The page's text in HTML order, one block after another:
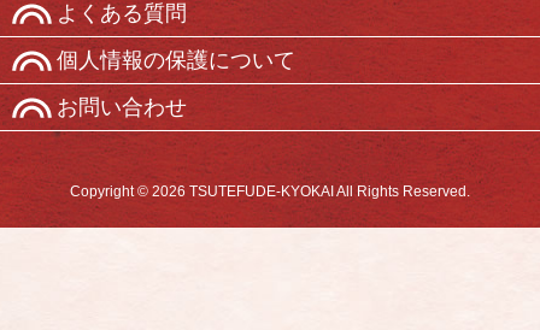
よくある質問
個人情報の保護について
お問い合わせ
Copyright © 2026 TSUTEFUDE-KYOKAI All Rights Reserved.